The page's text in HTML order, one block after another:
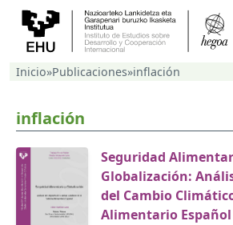
Inicio»Publicaciones»inflación
inflación
Seguridad
Globalización:
del Cambio
Alimentario Español